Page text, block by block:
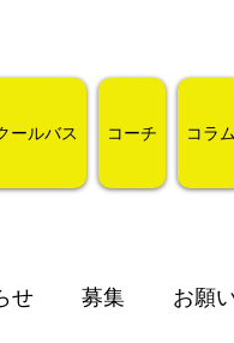
ールバス コーチ コラム
せ 募集 お願